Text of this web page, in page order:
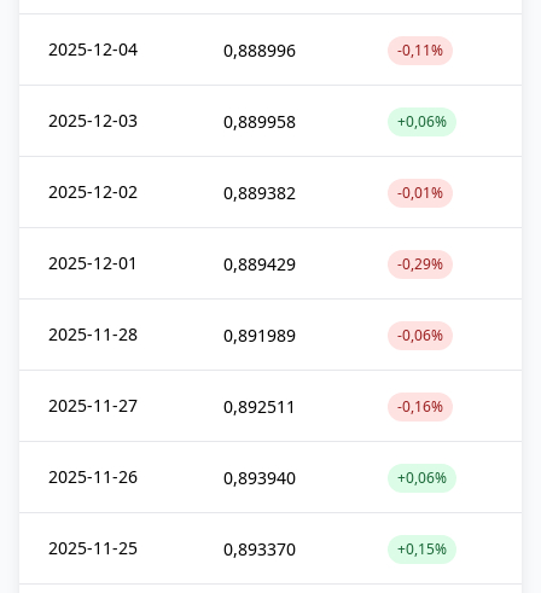
2025-12-04 0,888996 -0,11%
2025-12-03 0,889958 +0,06%
2025-12-02 0,889382 -0,01%
2025-12-01 0,889429 -0,29%
2025-11-28 0,891989 -0,06%
2025-11-27 0,892511 -0,16%
2025-11-26 0,893940 +0,06%
2025-11-25 0,893370 +0,15%